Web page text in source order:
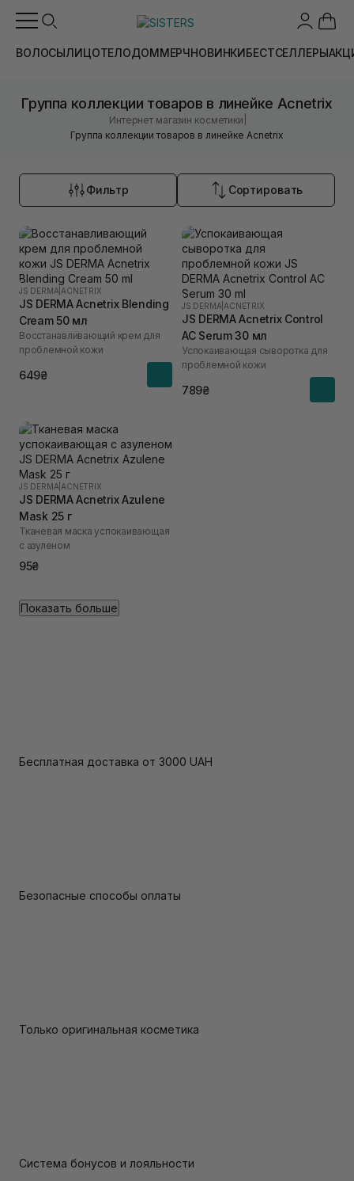
ВОЛОСЫЛИЦОТЕЛОДОММЕРЧНОВИНКИБЕСТСЕЛЛЕРЫ
Группа коллекции товаров в линейке Acnetrix
Интернет магазин косметики
Группа коллекции товаров в линейке Acnetrix
Фильтр Сортировать
JS DERMA ACNETRIX
JS DERMA Acnetrix Blending
Cream 50 мл
Восстанавливающий крем для
проблемной кожи
649₴
JS DERMA ACNETRIX
JS DERMA Acnetrix Control
AC Serum 30 мл
Успокаивающая сыворотка для
проблемной кожи
789₴
JS DERMA ACNETRIX
JS DERMA Acnetrix Azulene
Mask 25 г
Тканевая маска успокаивающая
с азуленом
95₴
Показать больше
Бесплатная доставка от 3000 UAH
Безопасные способы оплаты
Только оригинальная косметика
Система бонусов и лояльности